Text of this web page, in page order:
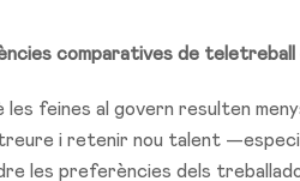
comparatives de
les feines al govern resulten
i retenir nou talent
les preferències dels